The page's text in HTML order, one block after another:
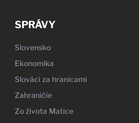
SPRÁVY
Slovensko
Ekonomika
Slováci za hranicami
Zahraničie
Zo života Matice